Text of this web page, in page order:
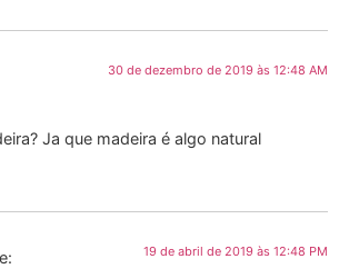
30 de dezembro de 2019 às 12:48 AM
Ja que madeira é algo natural
19 de abril de 2019 às 12:48 PM